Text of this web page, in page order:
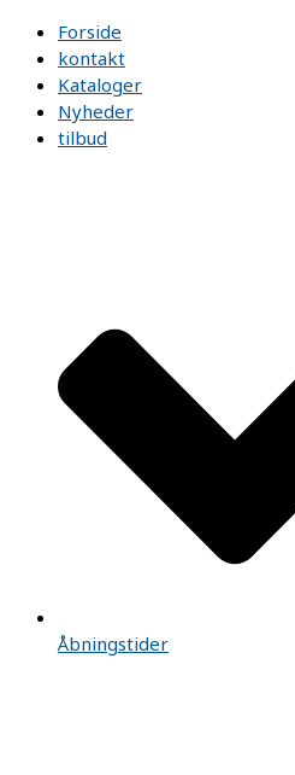
Forside
kontakt
Kataloger
Nyheder
tilbud
Åbningstider